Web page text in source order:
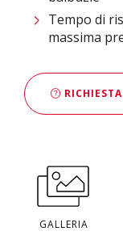
Tempo di
massima
GALLERIA